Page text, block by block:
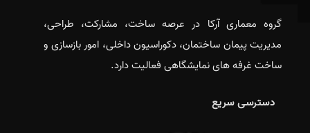
گروه معماری آرکا در عرصه ساخت، مشارکت، طراحی،
مدیریت پیمان ساختمان، دکوراسیون داخلی، امور بازسازی و
ساخت غرفه های نمایشگاهی فعالیت دارد.
دسترسی سریع